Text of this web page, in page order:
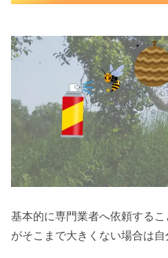
基本的に専門業者へ依頼する
がそこまで大きくない場合は自